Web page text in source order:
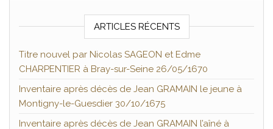
ARTICLES RÉCENTS
Titre nouvel par Nicolas SAGEON et Edme
CHARPENTIER à Bray-sur-Seine 26/05/1670
Inventaire après décès de Jean GRAMAIN le jeune à
Montigny-le-Guesdier 30/10/1675
Inventaire après décès de Jean GRAMAIN l’aîné à